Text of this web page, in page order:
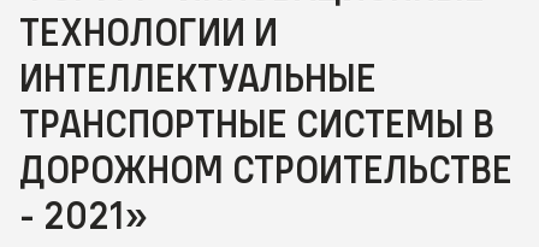
ТЕХНОЛОГИИ И
ИНТЕЛЛЕКТУАЛЬНЫЕ
ТРАНСПОРТНЫЕ СИСТЕМЫ В
ДОРОЖНОМ СТРОИТЕЛЬСТВЕ
- 2021»